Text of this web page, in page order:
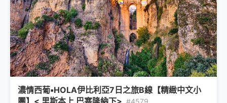
濃情西葡▪HOLA伊比利亞7日之旅B線【精緻中文小
團】< 里斯本上 巴塞隆納下> #4579